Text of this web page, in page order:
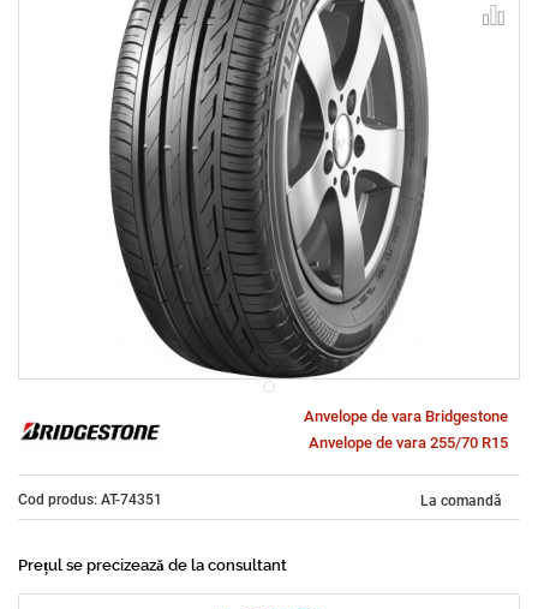
Anvelope de vara Bridgestone
Anvelope de vara 255/70 R15
Cod produs: AT-74351 La comandă
Prețul se precizează de la consultant